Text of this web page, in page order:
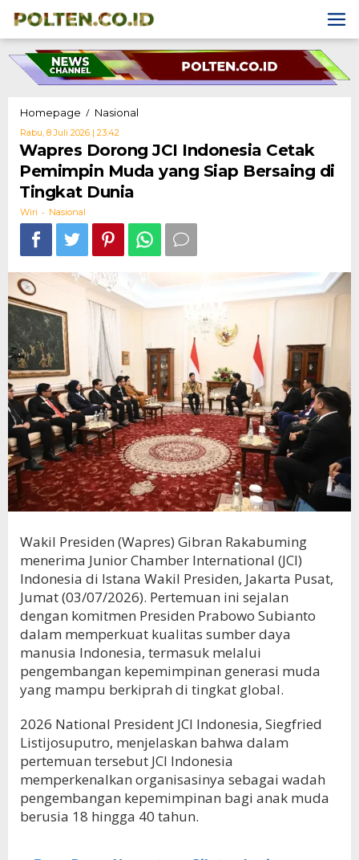
content
Homepage / Nasional
Indonesia
Cetak
Pemimpin
Siap
Bersaing
di
Tingkat
Dunia
Rabu, 8 Juli 2026 | 23:42
Wapres Dorong JCI Indonesia Cetak
Pemimpin Muda yang Siap Bersaing di
Tingkat Dunia
Wiri - Nasional
Wakil Presiden (Wapres) Gibran Rakabuming
menerima Junior Chamber International (JCI)
Indonesia di Istana Wakil Presiden, Jakarta Pusat,
Jumat (03/07/2026). Pertemuan ini sejalan
dengan komitmen Presiden Prabowo Subianto
dalam memperkuat kualitas sumber daya
manusia Indonesia, termasuk melalui
pengembangan kepemimpinan generasi muda
yang mampu berkiprah di tingkat global.
2026 National President JCI Indonesia, Siegfried
Listijosuputro, menjelaskan bahwa dalam
pertemuan tersebut JCI Indonesia
memperkenalkan organisasinya sebagai wadah
pengembangan kepemimpinan bagi anak muda
berusia 18 hingga 40 tahun.